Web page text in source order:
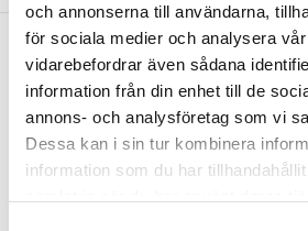
och annonserna till användarna,
för sociala medier och analysera
vidarebefordrar även sådana
information från din enhet till de
annons- och analysföretag som vi
Dessa kan i sin tur kombinera
information som du har
PRENUMERERA